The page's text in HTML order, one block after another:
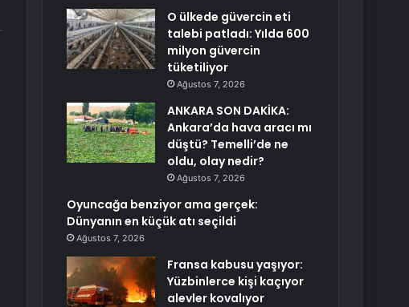
O ülkede güvercin eti
talebi patladı: Yılda 600
milyon güvercin
tüketiliyor
Ağustos 7, 2026
ANKARA SON DAKİKA:
Ankara’da hava aracı mı
düştü? Temelli’de ne
oldu, olay nedir?
Ağustos 7, 2026
Oyuncağa benziyor ama gerçek:
Dünyanın en küçük atı seçildi
Ağustos 7, 2026
Fransa kabusu yaşıyor:
Yüzbinlerce kişi kaçıyor
alevler kovalıyor